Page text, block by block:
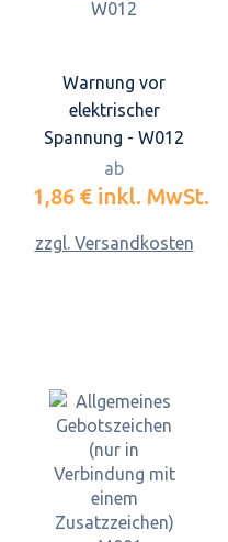
Warnung vor
elektrischer
Spannung - W012
ab
1,86 € inkl. MwSt.
zzgl. Versandkosten